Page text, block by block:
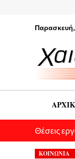
Θέσεις
ΚΟΙΝΩΝΙΑ